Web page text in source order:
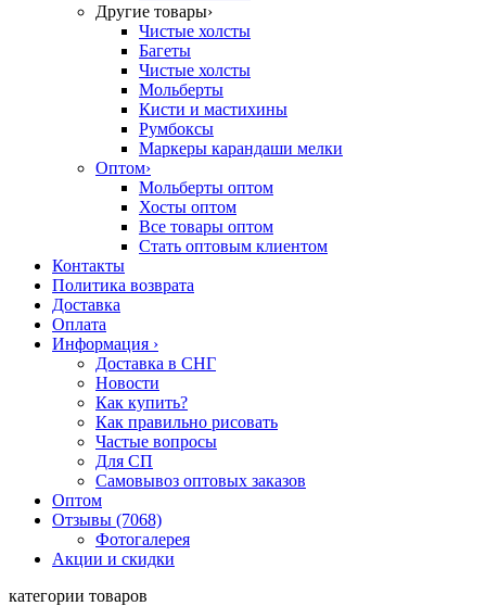
Другие товары›
Чистые холсты
Багеты
Чистые холсты
Мольберты
Кисти и мастихины
Румбоксы
Маркеры карандаши мелки
Оптом›
Мольберты оптом
Хосты оптом
Все товары оптом
Стать оптовым клиентом
Контакты
Политика возврата
Доставка
Оплата
Информация ›
Доставка в СНГ
Новости
Как купить?
Как правильно рисовать
Частые вопросы
Для СП
Самовывоз оптовых заказов
Оптом
Отзывы (7068)
Фотогалерея
Акции и скидки
категории товаров